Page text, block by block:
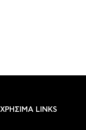
ΧΡΗΣΙΜΑ LINKS